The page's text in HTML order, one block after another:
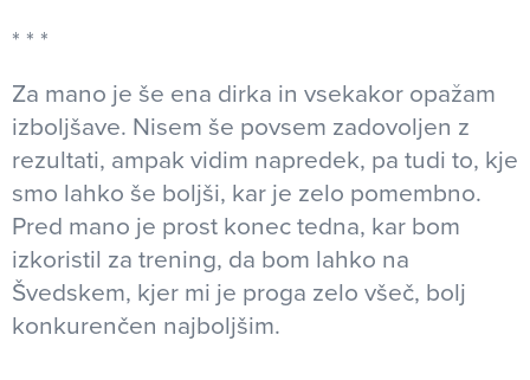
Za mano je še ena dirka in vsekakor opažam
izboljšave. Nisem še povsem zadovoljen z
rezultati, ampak vidim napredek, pa tudi to, kje
smo lahko še boljši, kar je zelo pomembno.
Pred mano je prost konec tedna, kar bom
izkoristil za trening, da bom lahko na
Švedskem, kjer mi je proga zelo všeč, bolj
konkurenčen najboljšim.